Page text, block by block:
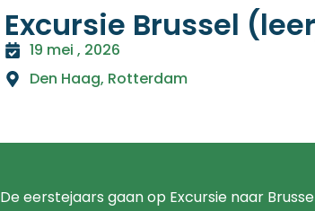
Excursie Brussel
19 mei , 2026
Den Haag, Rotterdam
De eerstejaars gaan op Excursie naar